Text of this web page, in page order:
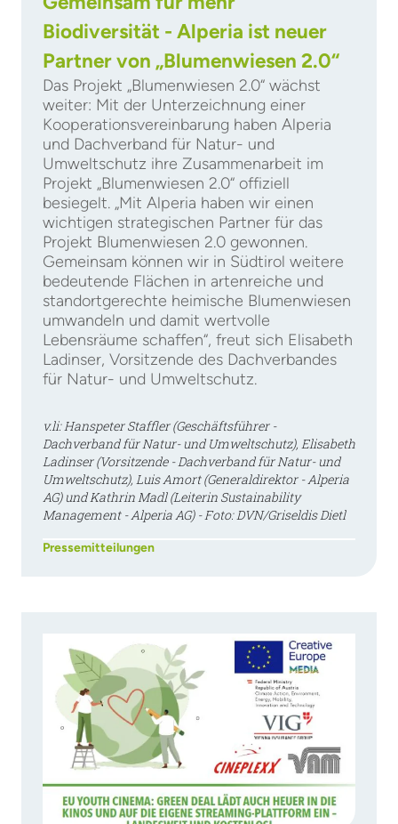
Biodiversität - Alperia ist neuer
Partner von „Blumenwiesen 2.0“
Das Projekt „Blumenwiesen 2.0“ wächst
weiter: Mit der Unterzeichnung einer
Kooperationsvereinbarung haben Alperia
und Dachverband für Natur- und
Umweltschutz ihre Zusammenarbeit im
Projekt „Blumenwiesen 2.0“ offiziell
besiegelt. „Mit Alperia haben wir einen
wichtigen strategischen Partner für das
Projekt Blumenwiesen 2.0 gewonnen.
Gemeinsam können wir in Südtirol weitere
bedeutende Flächen in artenreiche und
standortgerechte heimische Blumenwiesen
umwandeln und damit wertvolle
Lebensräume schaffen“, freut sich Elisabeth
Ladinser, Vorsitzende des Dachverbandes
für Natur- und Umweltschutz.
v.li: Hanspeter Staffler (Geschäftsführer -
Dachverband für Natur- und Umweltschutz), Elisabeth
Ladinser (Vorsitzende - Dachverband für Natur- und
Umweltschutz), Luis Amort (Generaldirektor - Alperia
AG) und Kathrin Madl (Leiterin Sustainability
Management - Alperia AG) - Foto: DVN/Griseldis Dietl
Pressemitteilungen